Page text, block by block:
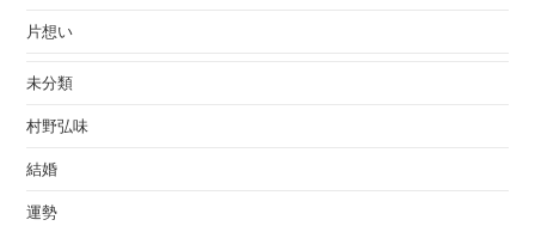
片想い
未分類
村野弘味
結婚
運勢